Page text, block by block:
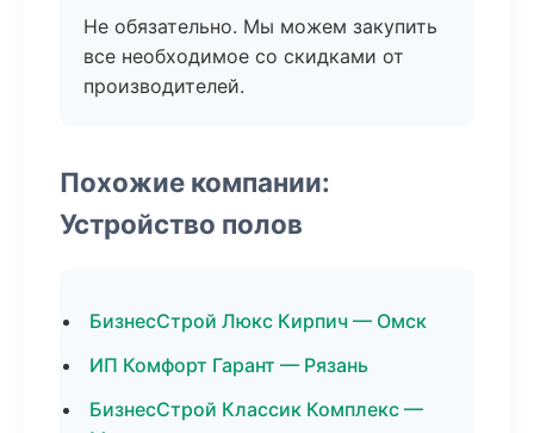
Не обязательно. Мы можем закупить
все необходимое со скидками от
производителей.
Похожие компании:
Устройство полов
БизнесСтрой Люкс Кирпич — Омск
ИП Комфорт Гарант — Рязань
БизнесСтрой Классик Комплекс —